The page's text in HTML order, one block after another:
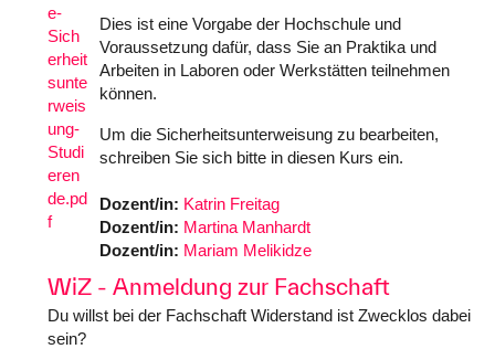
e-
Sich
erheit
sunte
rweis
ung-
Studi
eren
de.pd
f
Dies ist eine Vorgabe der Hochschule und
Voraussetzung dafür, dass Sie an Praktika und
Arbeiten in Laboren oder Werkstätten teilnehmen
können.
Um die Sicherheitsunterweisung zu bearbeiten,
schreiben Sie sich bitte in diesen Kurs ein.
Dozent/in: Katrin Freitag
Dozent/in: Martina Manhardt
Dozent/in: Mariam Melikidze
WiZ - Anmeldung zur Fachschaft
Du willst bei der Fachschaft Widerstand ist Zwecklos dabei
sein?